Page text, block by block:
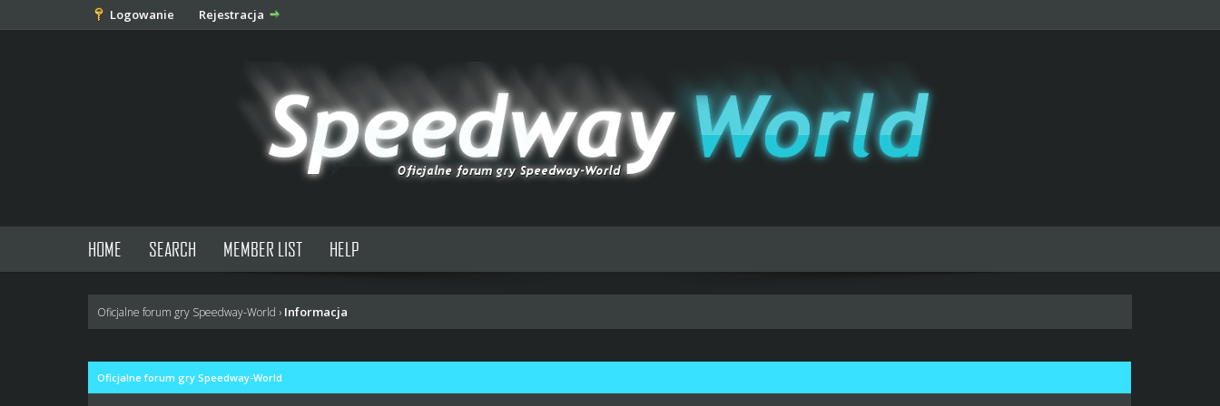
Logowanie Rejestracja
HOME SEARCH MEMBER LIST HELP
Oficjalne forum gry Speedway-World › Informacja
Oficjalne forum gry Speedway-World